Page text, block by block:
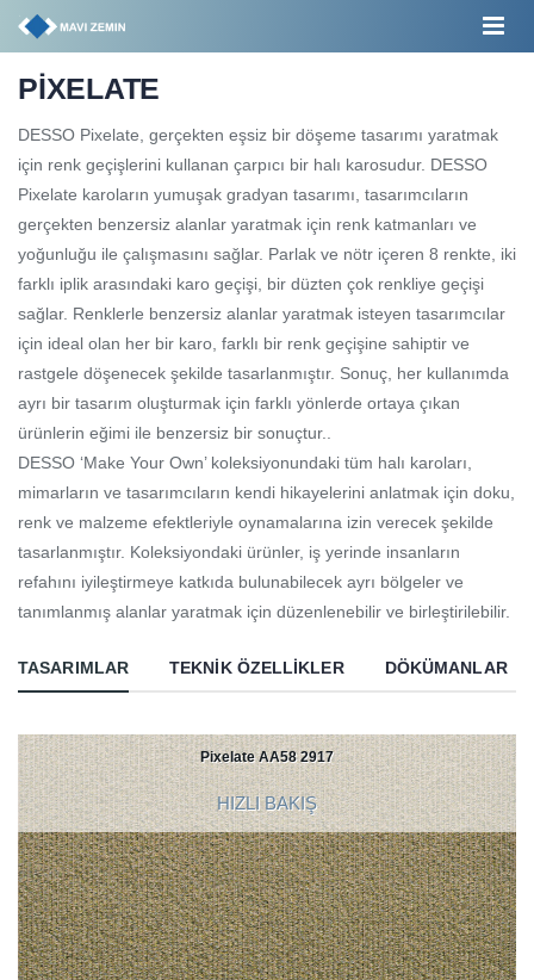
PİXELATE
DESSO Pixelate, gerçekten eşsiz bir döşeme tasarımı yaratmak
için renk geçişlerini kullanan çarpıcı bir halı karosudur. DESSO
Pixelate karoların yumuşak gradyan tasarımı, tasarımcıların
gerçekten benzersiz alanlar yaratmak için renk katmanları ve
yoğunluğu ile çalışmasını sağlar. Parlak ve nötr içeren 8 renkte, iki
farklı iplik arasındaki karo geçişi, bir düzten çok renkliye geçişi
sağlar. Renklerle benzersiz alanlar yaratmak isteyen tasarımcılar
için ideal olan her bir karo, farklı bir renk geçişine sahiptir ve
rastgele döşenecek şekilde tasarlanmıştır. Sonuç, her kullanımda
ayrı bir tasarım oluşturmak için farklı yönlerde ortaya çıkan
ürünlerin eğimi ile benzersiz bir sonuçtur..
DESSO ‘Make Your Own’ koleksiyonundaki tüm halı karoları,
mimarların ve tasarımcıların kendi hikayelerini anlatmak için doku,
renk ve malzeme efektleriyle oynamalarına izin verecek şekilde
tasarlanmıştır. Koleksiyondaki ürünler, iş yerinde insanların
refahını iyileştirmeye katkıda bulunabilecek ayrı bölgeler ve
tanımlanmış alanlar yaratmak için düzenlenebilir ve birleştirilebilir.
TASARIMLAR TEKNIK ÖZELLIKLER DÖKÜMANLAR
Pixelate AA58 2917
HIZLI BAKIŞ